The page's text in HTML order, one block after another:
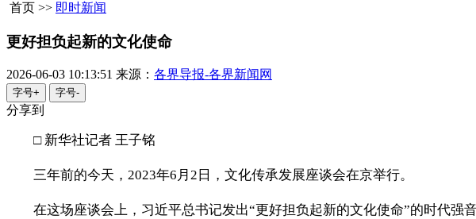
首页 >> 即时新闻
更好担负起新的文化使命
2026-06-03 10:13:51 来源： 各界导报-各界新闻网
字号+ 字号-
分享到
□ 新华社记者 王子铭
三年前的今天，2023年6月2日，文化传承发展座谈会在京举行。
在这场座谈会上，习近平总书记发出“更好担负起新的文化使命”的时代强音